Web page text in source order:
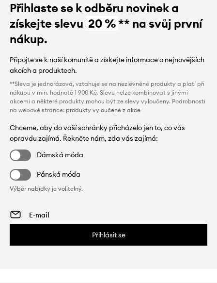
Přihlaste se k odběru novinek a
získejte slevu 20 %** na svůj první
nákup.
Připojte se k naší komunitě a získejte informace o nejnovějších
akcích a produktech.
**Sleva je jednorázová, vztahuje se na nezlevněné produkty a platí při
nákupu v min. hodnotě 1 900 Kč. Slevu nelze kombinovat s jinými
akcemi a některé produkty mohou být ze slevy vyloučeny. Podrobnosti
na webové stránce: produkty vyloučené z akce
Chceme, aby do vaší schránky přicházelo jen to, co vás
opravdu zajímá. Řekněte nám, zda vás zajímá:
Dámská móda
Pánská móda
Výběr nabídky je volitelný.
Přihlásit se